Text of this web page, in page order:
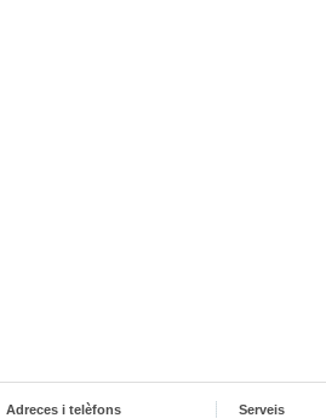
Adreces i telèfons Serveis